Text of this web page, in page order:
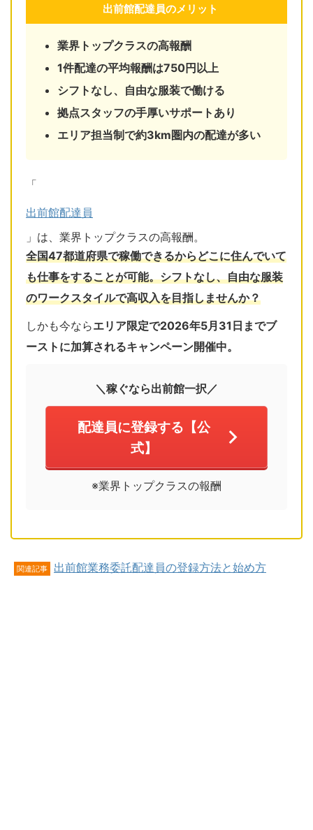
出前館配達員のメリット
業界トップクラスの高報酬
1件配達の平均報酬は750円以上
シフトなし、自由な服装で働ける
拠点スタッフの手厚いサポートあり
エリア担当制で約3km圏内の配達が多い
「
出前館配達員
」は、業界トップクラスの高報酬。
全国47都道府県で稼働できるからどこに住んでいて
も仕事をすることが可能。シフトなし、自由な服装
のワークスタイルで高収入を目指しませんか？
しかも今ならエリア限定で2026年5月31日までブ
ーストに加算されるキャンペーン開催中。
＼稼ぐなら出前館一択／
配達員に登録する【公
式】
※業界トップクラスの報酬
関連記事 出前館業務委託配達員の登録方法と始め方